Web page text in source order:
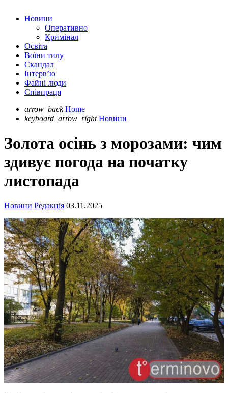
Новини
Оперативно
Кримінал
Освіта
Воїни тилу
Скандал
Інтерв’ю
Файні люди
Співпраця
arrow_back Home
keyboard_arrow_right Новини
Золота осінь з морозами: чим
здивує погода на початку
листопада
Новини Редакція 03.11.2025